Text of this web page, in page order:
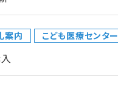
案内 こども医療センター